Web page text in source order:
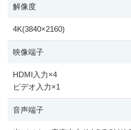
解像度
4K(3840×2160)
映像端子
HDMI入力×4
ビデオ入力×1
音声端子